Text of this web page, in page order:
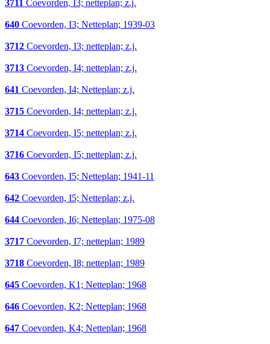
3711 Coevorden, I3; netteplan; z.j.
640 Coevorden, I3; Netteplan; 1939-03
3712 Coevorden, I3; netteplan; z.j.
3713 Coevorden, I4; netteplan; z.j.
641 Coevorden, I4; Netteplan; z.j.
3715 Coevorden, I4; netteplan; z.j.
3714 Coevorden, I5; netteplan; z.j.
3716 Coevorden, I5; netteplan; z.j.
643 Coevorden, I5; Netteplan; 1941-11
642 Coevorden, I5; Netteplan; z.j.
644 Coevorden, I6; Netteplan; 1975-08
3717 Coevorden, I7; netteplan; 1989
3718 Coevorden, I8; netteplan; 1989
645 Coevorden, K1; Netteplan; 1968
646 Coevorden, K2; Netteplan; 1968
647 Coevorden, K4; Netteplan; 1968